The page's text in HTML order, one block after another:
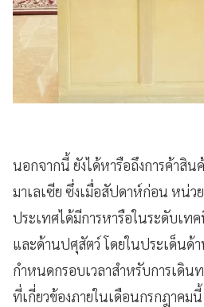
นอกจากนี้ ยังได้หารือถึงการค้าสิน
มาเลเซีย ซึ่งเมื่อสัปดาห์ก่อน หน่ว
ประเทศได้มีการหารือในระดับเท
และด้านปศุสัตว์ โดยในประเด็นด้
กำหนดกรอบเวลาสำหรับการเดิน
ที่เกี่ยวข้องภายในเดือนกรกฎาคม